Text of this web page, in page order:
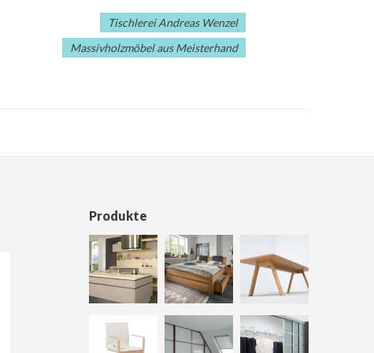
Tischlerei Andreas Wenzel
Massivholzmöbel aus Meisterhand
Produkte